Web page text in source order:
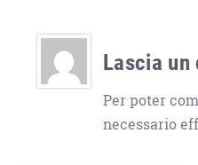
Lascia
Per poter
necessario